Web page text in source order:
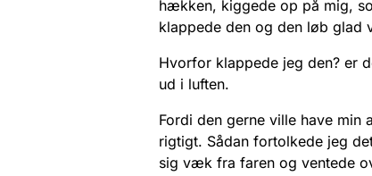
hækken, kiggede op på mig,
klappede den og den løb glad
Hvorfor klappede jeg den? er
ud i luften.
Fordi den gerne ville have min
rigtigt. Sådan fortolkede jeg
sig væk fra faren og ventede